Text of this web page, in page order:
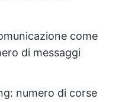
come
di messaggi
numero di corse